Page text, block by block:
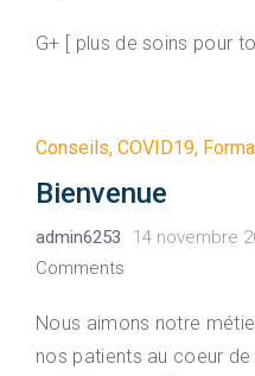
G+ [ plus de soins pour
Conseils, COVID19,
Bienvenue
admin6253 14 novembre
Comments
Nous aimons notre
nos patients au coeur